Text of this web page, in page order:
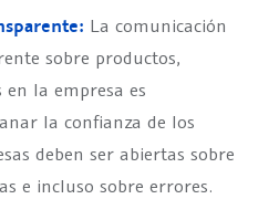
La comunicación
sobre productos,
en la empresa es
la confianza de los
deben ser abiertas sobre
e incluso sobre errores.